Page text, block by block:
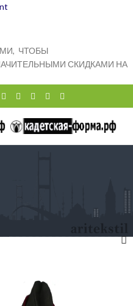
ЧТОБЫ
СКИДКАМИ НА